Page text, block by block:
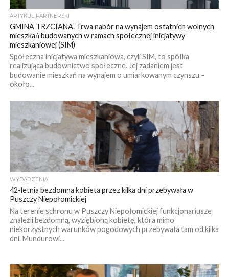
ARTYKUŁ PARTNERSKI
GMINA TRZCIANA. Trwa nabór na wynajem ostatnich wolnych
mieszkań budowanych w ramach społecznej inicjatywy
mieszkaniowej (SIM)
Społeczna inicjatywa mieszkaniowa, czyli SIM, to spółka
realizująca budownictwo społeczne. Jej zadaniem jest
budowanie mieszkań na wynajem o umiarkowanym czynszu –
około...
WYDARZENIA
42-letnia bezdomna kobieta przez kilka dni przebywała w
Puszczy Niepołomickiej
Na terenie schronu w Puszczy Niepołomickiej funkcjonariusze
znaleźli bezdomną, wyziębioną kobietę, która mimo
niekorzystnych warunków pogodowych przebywała tam od kilka
dni. Mundurowi...